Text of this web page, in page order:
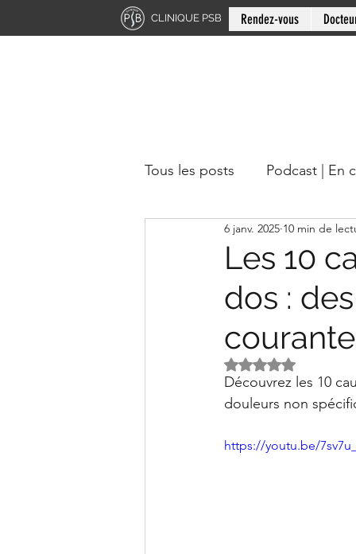
CLINIQUE PSB Rendez-vous
Tous les posts Podcast | En
Chiropratique | Région du
Docteur en chiropratique
Clinique PSB à Sainte-
Les 10
dos :
courante
6 janv. 2025 10 min de
Noté NaN étoiles
Découvrez les 10
douleurs non
https://youtu.be/